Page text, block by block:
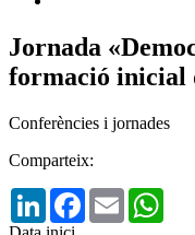
Jornada
formació inicial
Conferències i jornades
Comparteix:
LinkedInFacebook
Email